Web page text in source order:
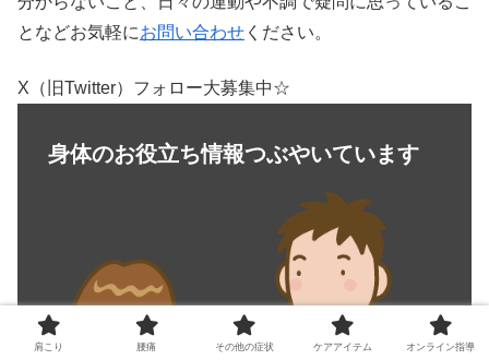
となどお気軽にお問い合わせ ください。
X（旧Twitter）フォロー大募集中☆
身体のお役立ち情報つぶやいています
肩こり 腰痛 その他の症状 ケアアイテム オンライン指導